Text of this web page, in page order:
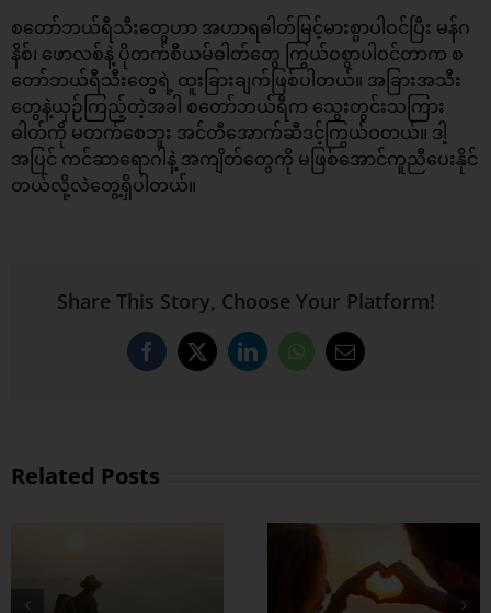
စတော်ဘယ်ရီသီးတွေဟာ အဟာရဓါတ်မြင့်မားစွာပါဝင်ပြီး မန်ဂ
နိစ်၊ ဖောလစ်နဲ့ ပိုတက်စီယမ်ဓါတ်တွေ ကြွယ်ဝစွာပါဝင်တာက စ
တော်ဘယ်ရီသီးတွေရဲ့ ထူးခြားချက်ဖြစ်ပါတယ်။ အခြားအသီး
တွေနဲ့ယှဉ်ကြည့်တဲ့အခါ စတော်ဘယ်ရီက သွေးတွင်းသကြား
ဓါတ်ကို မတက်စေဘူး အင်တီအောက်ဆီဒင့်ကြွယ်ဝတယ်။ ဒါ့
အပြင် ကင်ဆာရောဂါနဲ့ အကျိတ်တွေကို မဖြစ်အောင်ကူညီပေးနိုင်
တယ်လို့လဲတွေ့ရှိပါတယ်။
Share This Story, Choose Your Platform!
Facebook
X LinkedInWhatsApp
Email
Related Posts